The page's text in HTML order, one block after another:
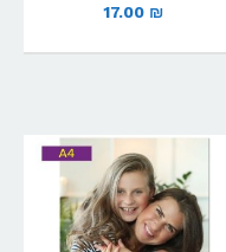
17.00 ₪